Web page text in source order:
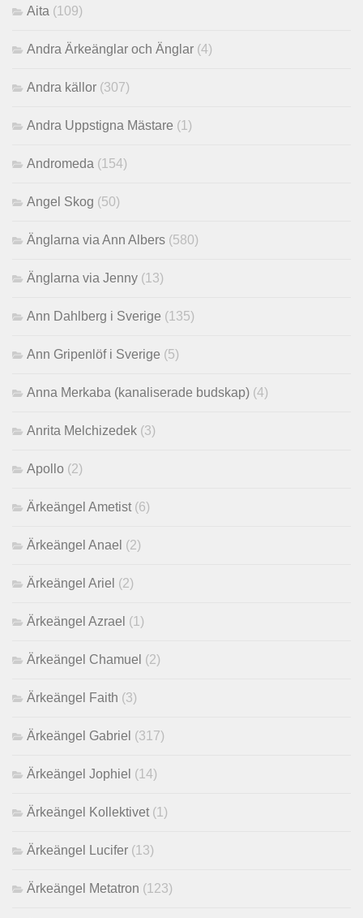
Aita (109)
Andra Ärkeänglar och Änglar (4)
Andra källor (307)
Andra Uppstigna Mästare (1)
Andromeda (154)
Angel Skog (50)
Änglarna via Ann Albers (580)
Änglarna via Jenny (13)
Ann Dahlberg i Sverige (135)
Ann Gripenlöf i Sverige (5)
Anna Merkaba (kanaliserade budskap) (4)
Anrita Melchizedek (3)
Apollo (2)
Ärkeängel Ametist (6)
Ärkeängel Anael (2)
Ärkeängel Ariel (2)
Ärkeängel Azrael (1)
Ärkeängel Chamuel (2)
Ärkeängel Faith (3)
Ärkeängel Gabriel (317)
Ärkeängel Jophiel (14)
Ärkeängel Kollektivet (1)
Ärkeängel Lucifer (13)
Ärkeängel Metatron (123)